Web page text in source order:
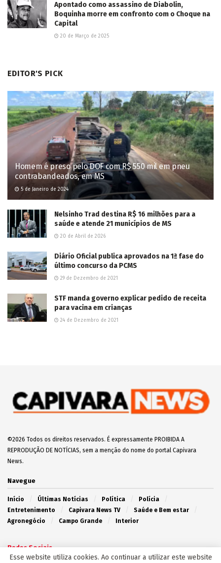
Apontado como assassino de Diabolin,
Boquinha morre em confronto com o Choque na
Capital
20 de Março de 2025
EDITOR'S PICK
Homem é preso pelo DOF com R$ 550 mil em pneu
contrabandeados, em MS
5 de Janeiro de 2024
Nelsinho Trad destina R$ 16 milhões para a
saúde e atende 21 municípios de MS
20 de Abril de 2026
Diário Oficial publica aprovados na 1ª fase do
último concurso da PCMS
29 de Dezembro de 2021
STF manda governo explicar pedido de receita
para vacina em crianças
24 de Dezembro de 2021
©2026 Todos os direitos reservados. É expressamente PROIBIDA A
REPRODUÇÃO DE NOTÍCIAS, sem a menção do nome do portal Capivara
News.
Navegue
Início Últimas Notícias Política
Polícia
Entretenimento
Capivara News TV
Saúde e Bem estar
Agronegócio
Campo Grande Interior
Redes Sociais
Esse website utiliza cookies. Ao continuar a utilizar este website